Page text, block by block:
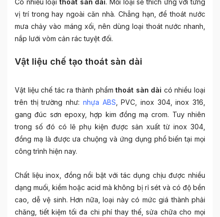
Có nhiều loại thoát sàn dài. Mỗi loại sẽ thích ứng với từng
vị trí trong hay ngoài căn nhà. Chẳng hạn, để thoát nước
mưa chảy vào máng xối, nên dùng loại thoát nước nhanh,
nắp lưới vòm cản rác tuyệt đối.
Vật liệu chế tạo thoát sàn dài
Vật liệu chế tác ra thành phẩmthoát sàn dài có nhiều loại
trên thị trường như: nhựa ABS , PVC, inox 304, inox 316,
gang đúc sơn epoxy, hợp kim đồng mạ crom. Tuy nhiên
trong số đó có lẽ phụ kiện được sản xuất từ inox 304,
đồng mạ là được ưa chuộng và ứng dụng phổ biến tại mọi
công trình hiện nay.
Chất liệu inox, đồng nổi bật với tác dụng chịu được nhiều
dạng muối, kiềm hoặc acid mà không bị rỉ sét và có độ bền
cao, dễ vệ sinh. Hơn nữa, loại này có mức giá thành phải
chăng, tiết kiệm tối đa chi phí thay thế, sửa chữa cho mọi